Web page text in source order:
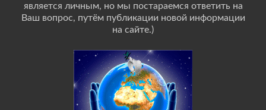
является личным, но мы постараемся ответить на
Ваш вопрос, путём публикации новой информации
на сайте.)